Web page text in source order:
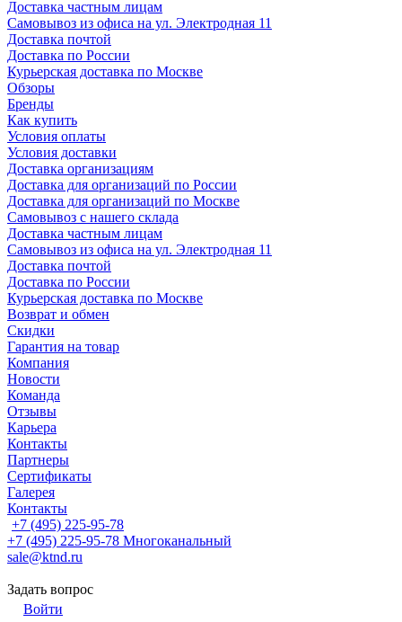
Доставка частным лицам
Самовывоз из офиса на ул. Электродная 11
Доставка почтой
Доставка по России
Курьерская доставка по Москве
Обзоры
Бренды
Как купить
Условия оплаты
Условия доставки
Доставка организациям
Доставка для организаций по России
Доставка для организаций по Москве
Самовывоз с нашего склада
Доставка частным лицам
Самовывоз из офиса на ул. Электродная 11
Доставка почтой
Доставка по России
Курьерская доставка по Москве
Возврат и обмен
Скидки
Гарантия на товар
Компания
Новости
Команда
Отзывы
Карьера
Контакты
Партнеры
Сертификаты
Галерея
Контакты
+7 (495) 225-95-78
+7 (495) 225-95-78 Многоканальный
sale@ktnd.ru
Задать вопрос
Войти